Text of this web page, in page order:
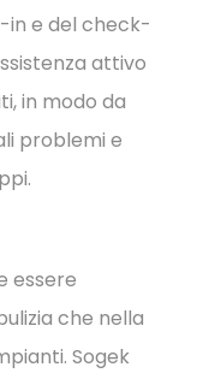
in e del check-
attivo
in modo da
problemi e
essere
che nella
Sogek